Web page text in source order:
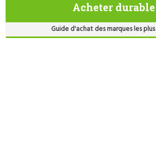
Acheter durable
Guide d'achat des marques les